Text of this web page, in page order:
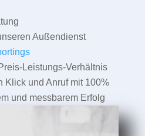
Außendienst
Leistungs-Verhältnis
Klick und Anruf mit 100%
und messbarem Erfolg